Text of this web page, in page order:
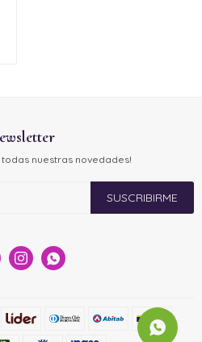
 
nuestras novedades!
SUSCRIBIRME